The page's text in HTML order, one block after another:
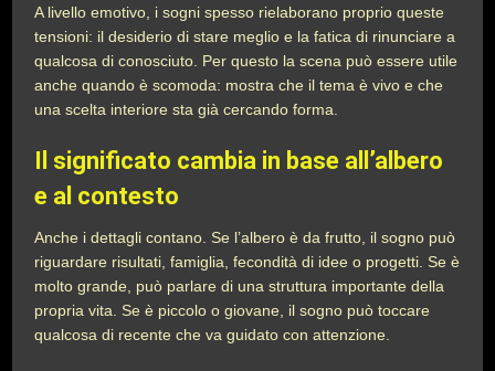
A livello emotivo, i sogni spesso rielaborano proprio queste
tensioni: il desiderio di stare meglio e la fatica di rinunciare a
qualcosa di conosciuto. Per questo la scena può essere utile
anche quando è scomoda: mostra che il tema è vivo e che
una scelta interiore sta già cercando forma.
Il significato cambia in base all’albero
e al contesto
Anche i dettagli contano. Se l’albero è da frutto, il sogno può
riguardare risultati, famiglia, fecondità di idee o progetti. Se è
molto grande, può parlare di una struttura importante della
propria vita. Se è piccolo o giovane, il sogno può toccare
qualcosa di recente che va guidato con attenzione.